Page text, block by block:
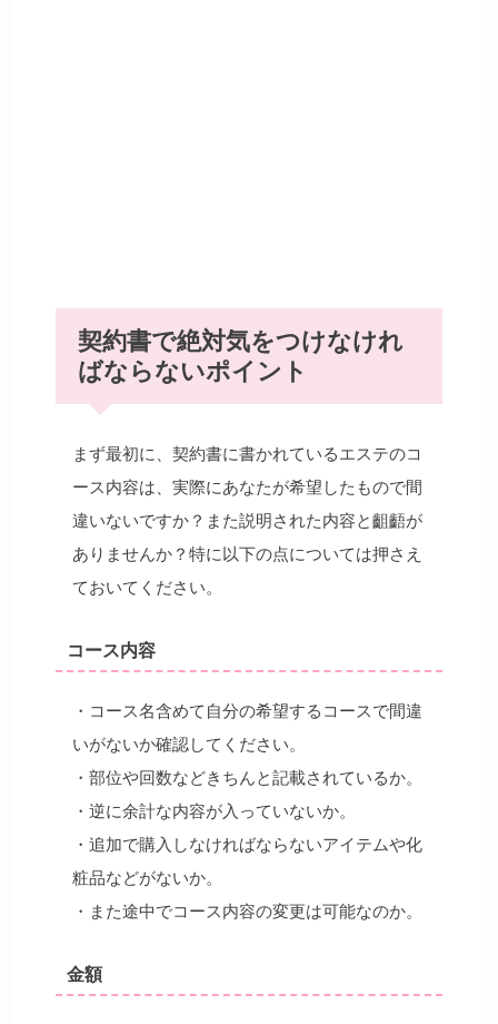
契約書で絶対気をつけなけれ
ばならないポイント
まず最初に、契約書に書かれているエステのコ
ース内容は、実際にあなたが希望したもので間
違いないですか？また説明された内容と齟齬が
ありませんか？特に以下の点については押さえ
ておいてください。
コース内容
・コース名含めて自分の希望するコースで間違
いがないか確認してください。
・部位や回数などきちんと記載されているか。
・逆に余計な内容が入っていないか。
・追加で購入しなければならないアイテムや化
粧品などがないか。
・また途中でコース内容の変更は可能なのか。
金額